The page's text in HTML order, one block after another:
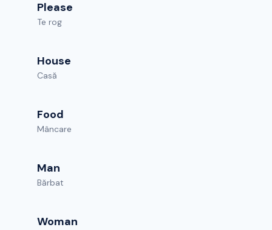
Please
Te rog
House
Casă
Food
Mâncare
Man
Bărbat
Woman